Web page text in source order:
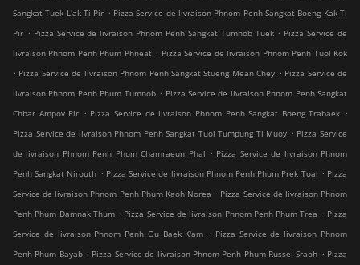
Sangkat Tuek L'ak Ti Pir . Pizza Service de livraison Phnom Penh Sangkat Boeng Kak Ti
Pir . Pizza Service de livraison Phnom Penh Sangkat Tumnob Tuek . Pizza Service de
livraison Phnom Penh Phum Phneat . Pizza Service de livraison Phnom Penh Tuol Kok
. Pizza Service de livraison Phnom Penh Sangkat Stueng Mean Chey . Pizza Service de
livraison Phnom Penh Phum Tumnob . Pizza Service de livraison Phnom Penh Sangkat
Chbar Ampov Pir . Pizza Service de livraison Phnom Penh Sangkat Boeng Trabaek .
Pizza Service de livraison Phnom Penh Sangkat Tuol Tumpung Ti Muoy . Pizza Service
de livraison Phnom Penh Phum Chamraeun Phal . Pizza Service de livraison Phnom
Penh Sangkat Nirouth . Pizza Service de livraison Phnom Penh Phum Prek Toal . Pizza
Service de livraison Phnom Penh Phum Kaoh Norea . Pizza Service de livraison Phnom
Penh Phum Damnak Thum . Pizza Service de livraison Phnom Penh Phum Trea . Pizza
Service de livraison Phnom Penh Ou Baek K'am . Pizza Service de livraison Phnom
Penh Phum Bayab . Pizza Service de livraison Phnom Penh Phum Russei Sraoh . Pizza